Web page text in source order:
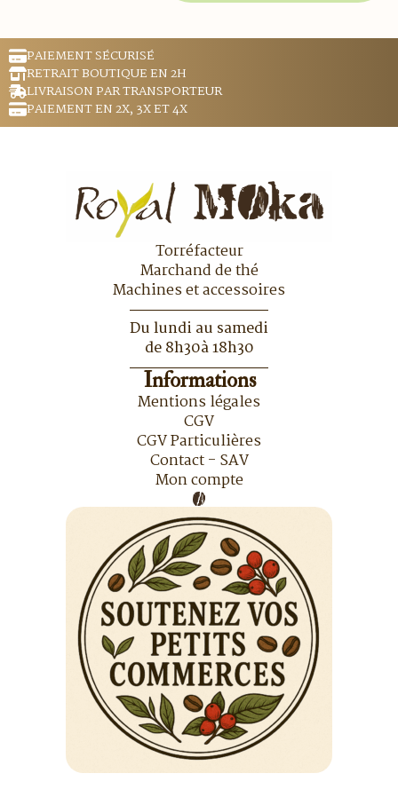
PAIEMENT SÉCURISÉ
RETRAIT BOUTIQUE EN 2H
LIVRAISON PAR TRANSPORTEUR
PAIEMENT EN 2X, 3X ET 4X
Torréfacteur
Marchand de thé
Machines et accessoires
Du lundi au samedi
de 8h30à 18h30
Informations
Mentions légales
CGV
CGV Particulières
Contact - SAV
Mon compte